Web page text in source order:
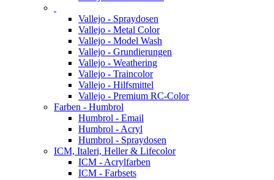
Vallejo - Spraydosen
Vallejo - Metal Color
Vallejo - Model Wash
Vallejo - Grundierungen
Vallejo - Weathering
Vallejo - Traincolor
Vallejo - Hilfsmittel
Vallejo - Premium RC-Color
Farben - Humbrol
Humbrol - Email
Humbrol - Acryl
Humbrol - Spraydosen
ICM, Italeri, Heller & Lifecolor
ICM - Acrylfarben
ICM - Farbsets